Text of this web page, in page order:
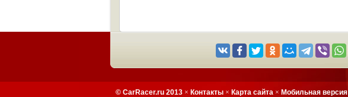
© CarRacer.ru 2013 × Контакты × Карта сайта × Мобильная версия